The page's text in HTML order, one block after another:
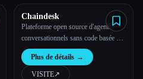
Chaindesk
Plateforme open source d'agents
conversationnels sans code basée sur
tes données.
Plus de détails →
VISITE↗︎